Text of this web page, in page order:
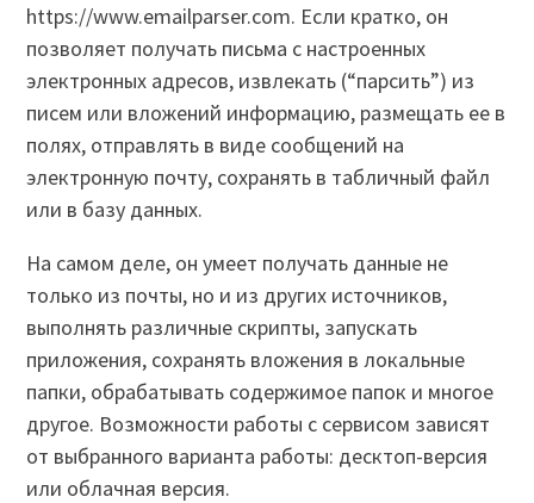
https://www.emailparser.com. Если кратко, он
позволяет получать письма с настроенных
электронных адресов, извлекать (“парсить”) из
писем или вложений информацию, размещать ее в
полях, отправлять в виде сообщений на
электронную почту, сохранять в табличный файл
или в базу данных.
На самом деле, он умеет получать данные не
только из почты, но и из других источников,
выполнять различные скрипты, запускать
приложения, сохранять вложения в локальные
папки, обрабатывать содержимое папок и многое
другое. Возможности работы с сервисом зависят
от выбранного варианта работы: десктоп-версия
или облачная версия.